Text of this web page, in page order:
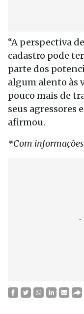
“A perspectiva
cadastro pode
parte dos
algum alento às
pouco mais de
seus agressores
afirmou.
*Com